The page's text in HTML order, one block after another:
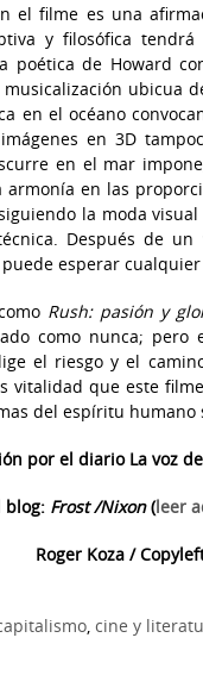
el filme es una
y filosófica
poética de Howard
ubicua
en el océano
en 3D
en el mar
en las
la moda
Después de
esperar cualquier
Rush: pasión y
como nunca; pero
el riesgo y el
vitalidad que este
del espíritu humano
por el diario La voz
blog: Frost /Nixon(leer
Roger Koza /
, cine y